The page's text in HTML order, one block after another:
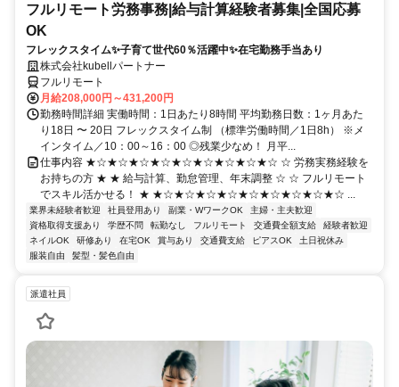
フルリモート労務事務|給与計算経験者募集|全国応募
OK
フレックスタイム✨子育て世代60％活躍中✨在宅勤務手当あり
株式会社kubellパートナー
フルリモート
月給208,000円～431,200円
勤務時間詳細 実働時間：1日あたり8時間 平均勤務日数：1ヶ月あた
り18日 〜 20日 フレックスタイム制 （標準労働時間／1日8h） ※メ
インタイム／10：00～16：00 ◎残業少なめ！ 月平...
仕事内容 ★☆★☆★☆★☆★☆★☆★☆★☆★☆ ☆ 労務実務経験を
お持ちの方 ★ ★ 給与計算、勤怠管理、年末調整 ☆ ☆ フルリモート
でスキル活かせる！ ★ ★☆★☆★☆★☆★☆★☆★☆★☆★☆ ...
業界未経験者歓迎 社員登用あり 副業・WワークOK
主婦・主夫歓迎
資格取得支援あり
学歴不問 転勤なし フルリモート 交通費全額支給
経験者歓迎
ネイルOK
研修あり 在宅OK 賞与あり 交通費支給 ピアスOK
土日祝休み
服装自由
髪型・髪色自由
派遣社員